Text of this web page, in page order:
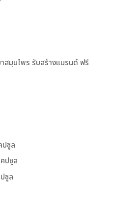
สมุนไพร รับสร้างแบรนด์ ฟรี
ปซูล
ปซูล
ซูล